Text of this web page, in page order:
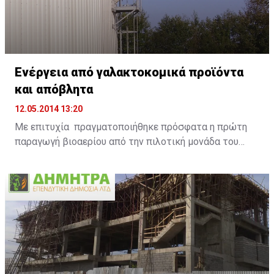
Ενέργεια από γαλακτοκομικά προϊόντα
και απόβλητα
12.05.2014 13:20
Με επιτυχία πραγματοποιήθηκε πρόσφατα η πρώτη
παραγωγή βιοαερίου από την πιλοτική μονάδα του
διαχείρισης ληγμένων γαλακτοκομικών προϊόντων
στην εξειδικευμένη μονάδα της ANIMALIA GENETICS
στο χωριό Μαρκί. Το σημαντικό αυτό περιβαλλοντικό
έργο υλοποιείται στο πλαίσιο του Ευρωπαϊκού
προγράμματος LIFE+ DAIRIUS με τίτλο «Αειφόρος
διαχείριση ληγμένων γαλακτοκομικών προϊόντων με
σκοπό τη βελτιστοποίηση της ενεργειακής